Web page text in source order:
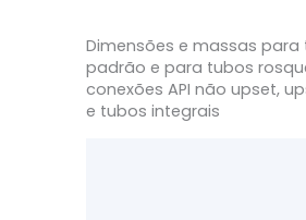
Dimensões e massas para
padrão e para tubos
conexões API não upset,
e tubos integrais